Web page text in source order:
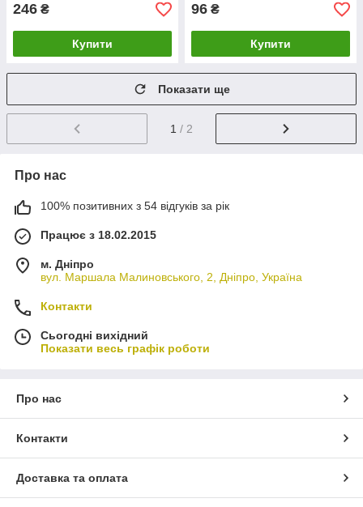
246 ₴
Купити
96 ₴
Купити
Показати ще
1 / 2
Про нас
100% позитивних з 54 відгуків за рік
Працює з 18.02.2015
м. Дніпро
вул. Маршала Малиновського, 2, Дніпро, Україна
Контакти
Сьогодні вихідний
Показати весь графік роботи
Про нас
Контакти
Доставка та оплата